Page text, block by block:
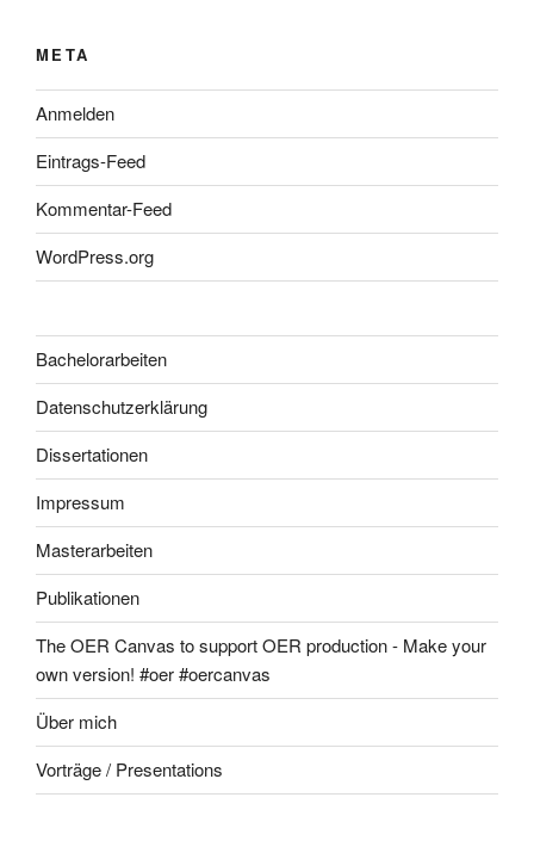
META
Anmelden
Eintrags-Feed
Kommentar-Feed
WordPress.org
Bachelorarbeiten
Datenschutzerklärung
Dissertationen
Impressum
Masterarbeiten
Publikationen
The OER Canvas to support OER production - Make your
own version! #oer #oercanvas
Über mich
Vorträge / Presentations